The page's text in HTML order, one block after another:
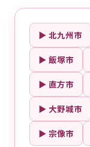
▶ 北九州市
▶ 飯塚市
▶ 直方市
▶ 大野城市
▶ 宗像市